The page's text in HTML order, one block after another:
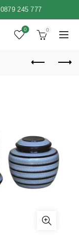
0879 245 777
0 0